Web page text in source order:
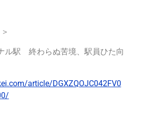
ル駅 終わらぬ苦境、駅員ひた向
article/DGXZQOJC042FV0